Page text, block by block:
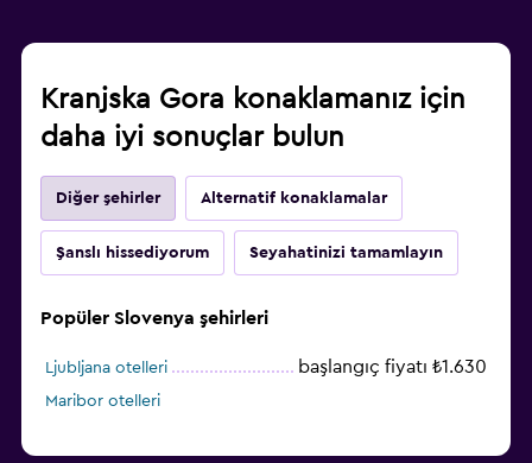
Kranjska Gora konaklamanız için
daha iyi sonuçlar bulun
Diğer şehirler Alternatif konaklamalar
Şanslı hissediyorum Seyahatinizi tamamlayın
Popüler Slovenya şehirleri
Ljubljana otelleri başlangıç fiyatı ₺1.630
Maribor otelleri